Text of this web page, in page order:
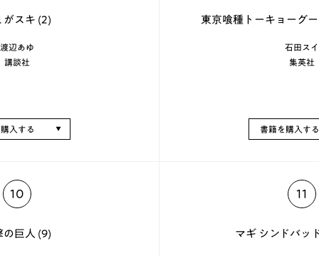
がスキ (2)
渡辺あゆ
講談社
入する
東京喰種トーキョーグ
石田スイ
集英社
書籍を購入する
10
の巨人 (9)
11
マギ シンドバッ